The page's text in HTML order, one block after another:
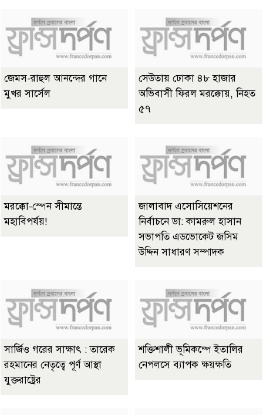
জেমস-রাহুল আনন্দের গানে
মুখর সার্সেল
সেউতায় ঢোকা ৪৮ হাজার
অভিবাসী ফিরল মরক্কোয়, নিহত
৫৭
মরক্কো-স্পেন সীমান্তে
মহাবিপর্যয়!
জালাবাদ এসোসিয়েশনের
নির্বাচনে ডা: কামরুল হাসান
সভাপতি এডভোকেট জসিম
উদ্দিন সাধারণ সম্পাদক
সার্জিও গরের সাক্ষাৎ : তারেক
রহমানের নেতৃত্বে পূর্ণ আস্থা
যুক্তরাষ্ট্রের
শক্তিশালী ভূমিকম্পে ইতালির
নেপলসে ব্যাপক ক্ষয়ক্ষতি